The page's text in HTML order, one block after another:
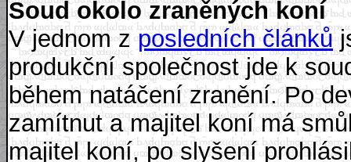
Soud okolo zraněných koní
V jednom zposledních článků
produkční společnost jde k
během natáčení zranění. Po
zamítnut a majitel koní má
majitel koní, po slyšení